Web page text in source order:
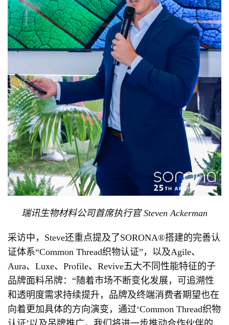
瑞讯生物材料公司首席执行官 Steven Ackerman
采访中，Steve还重点提及了SORONA®搭建的完善认
证体系“Common Thread织物认证”，以及Agile、
Aura、Luxe、Profile、Revive五大不同性能特征的子
品牌面料吊牌：“随着市场不断变化发展，可追溯性
和透明度需求持续提升，品牌及终端消费者期望也在
向着更加具体的方向演变，通过‘Common Thread织物